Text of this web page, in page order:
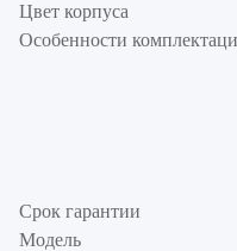
Цвет корпуса
Особенности
Срок гарантии
Модель